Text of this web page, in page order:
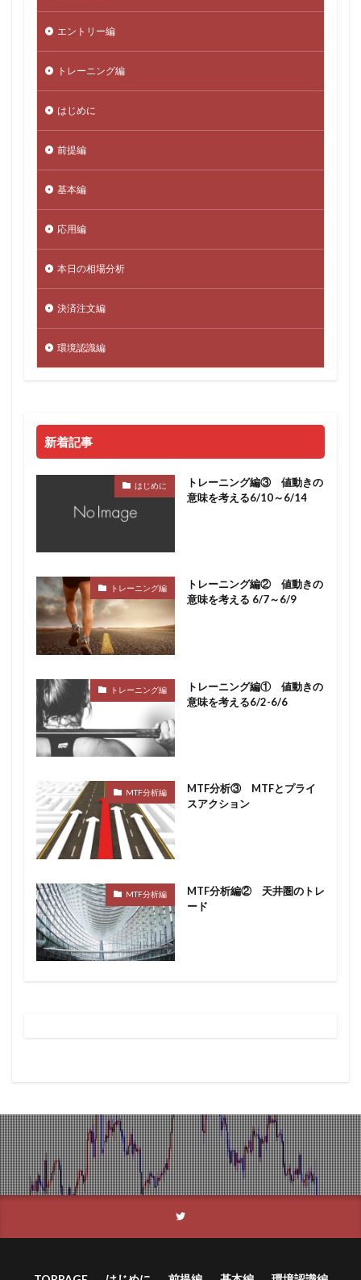
エントリー編
トレーニング編
はじめに
前提編
基本編
応用編
本日の相場分析
決済注文編
環境認識編
新着記事
はじめに
トレーニング編③ 値動きの
意味を考える6/10～6/14
トレーニング編
トレーニング編② 値動きの
意味を考える 6/7～6/9
トレーニング編
トレーニング編① 値動きの
意味を考える6/2-6/6
MTF分析編
MTF分析③ MTFとプライ
スアクション
MTF分析編
MTF分析編② 天井圏のトレ
ード